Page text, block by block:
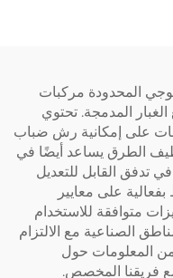
مركبات
تحتوي
إمكانية رش ضباب
يساعد أيضًا في
القابل للتعديل
على معايير
للاستخدام
مع الالتزام
حول
المخصص.